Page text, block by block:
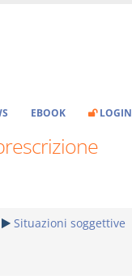
EBOOK LOGIN
Situazioni soggettive